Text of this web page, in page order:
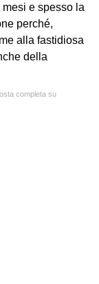
e spesso la
perché,
alla fastidiosa
della
completa su